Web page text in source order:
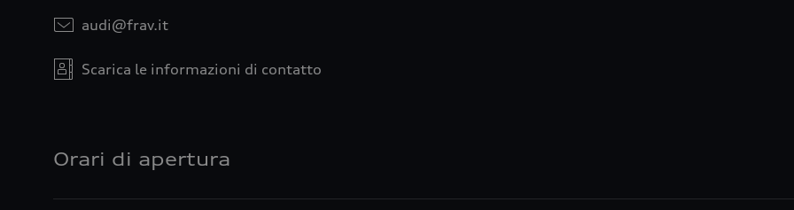
audi@frav.it
Scarica le informazioni di contatto
Orari di apertura